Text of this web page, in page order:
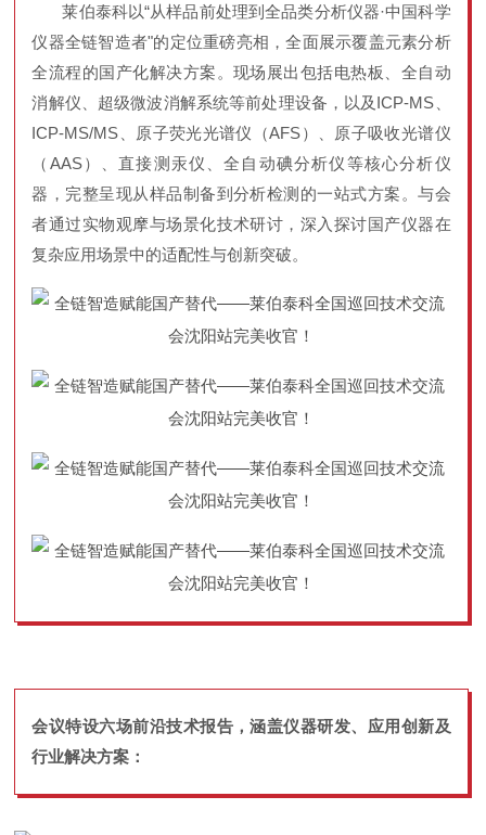
莱伯泰科以“从样品前处理到全品类分析仪器·中国科学
仪器全链智造者"的定位重磅亮相，全面展示覆盖元素分析
全流程的国产化解决方案。现场展出包括电热板、全自动
消解仪、超级微波消解系统等前处理设备，以及ICP-MS、
ICP-MS/MS、原子荧光光谱仪（AFS）、原子吸收光谱仪
（AAS）、直接测汞仪、全自动碘分析仪等核心分析仪
器，完整呈现从样品制备到分析检测的一站式方案。与会
者通过实物观摩与场景化技术研讨，深入探讨国产仪器在
复杂应用场景中的适配性与创新突破。
会议特设六场前沿技术报告，涵盖仪器研发、应用创新及
行业解决方案：